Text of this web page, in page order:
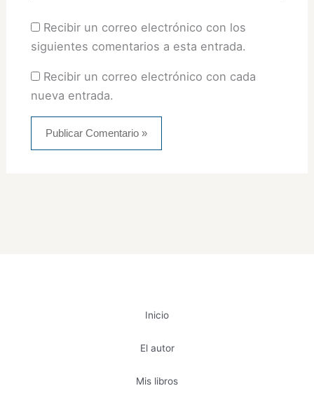
Recibir un correo electrónico con los
siguientes comentarios a esta entrada.
Recibir un correo electrónico con cada
nueva entrada.
Inicio
El autor
Mis libros